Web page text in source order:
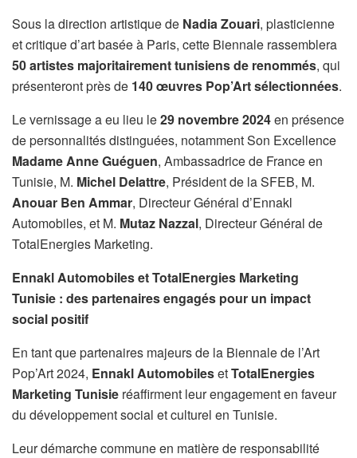
Sous la direction artistique de Nadia Zouari, plasticienne
et critique d’art basée à Paris, cette Biennale rassemblera
50 artistes majoritairement tunisiens de renommés, qui
présenteront près de 140 œuvres Pop’Art sélectionnées.
Le vernissage a eu lieu le29 novembre 2024en présence
de personnalités distinguées, notamment Son Excellence
Madame Anne Guéguen, Ambassadrice de France en
Tunisie, M. Michel Delattre, Président de la SFEB, M.
Anouar Ben Ammar, Directeur Général d’Ennakl
Automobiles, et M. Mutaz Nazzal, Directeur Général de
TotalEnergies Marketing.
Ennakl Automobiles et TotalEnergies Marketing
Tunisie : des partenaires engagés pour un impact
social positif
En tant que partenaires majeurs de la Biennale de l’Art
Pop’Art 2024, Ennakl AutomobilesetTotalEnergies
Marketing Tunisie réaffirment leur engagement en faveur
du développement social et culturel en Tunisie.
Leur démarche commune en matière de responsabilité